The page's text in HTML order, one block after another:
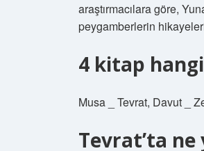
araştırmacılara göre,
peygamberlerin
4 kitap
Musa _ Tevrat, Davut _
Tevrat’ta ne